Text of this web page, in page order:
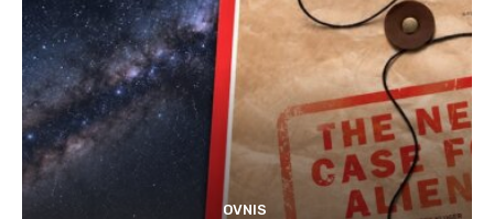
OVNIS